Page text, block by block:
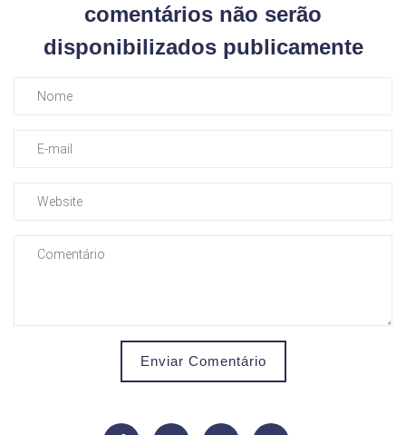
comentários não serão
disponibilizados publicamente
Enviar Comentário